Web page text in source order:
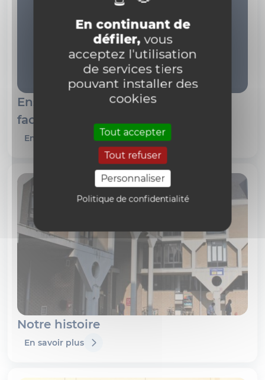
En continuant de
défiler,vous
acceptez l'utilisation
de services tiers
pouvant installer des
cookies
Tout accepter
Tout refuser
Personnaliser
Politique de confidentialité
Enseignement et recherche en
faculté
En savoir plus
Notre histoire
En savoir plus